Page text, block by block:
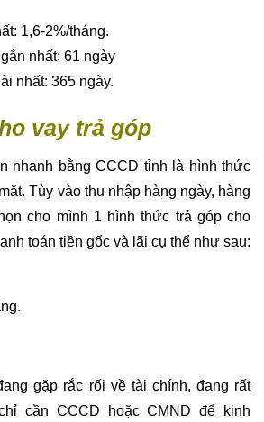
1,6-2%/tháng.
nhất: 61 ngày
nhất: 365 ngày.
vay trả góp
nhanh bằng CCCD tỉnh là hình thức
Tùy vào thu nhập hàng ngày, hàng
cho mình 1 hình thức trả góp cho
toán tiền gốc và lãi cụ thể như sau:
gặp rắc rối về tài chính, đang rất
cần CCCD hoặc CMND để kinh